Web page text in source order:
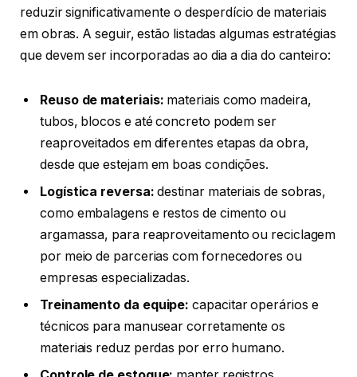
reduzir significativamente o desperdício de materiais
em obras. A seguir, estão listadas algumas estratégias
que devem ser incorporadas ao dia a dia do canteiro:
Reuso de materiais: materiais como madeira,
tubos, blocos e até concreto podem ser
reaproveitados em diferentes etapas da obra,
desde que estejam em boas condições.
Logística reversa: destinar materiais de sobras,
como embalagens e restos de cimento ou
argamassa, para reaproveitamento ou reciclagem
por meio de parcerias com fornecedores ou
empresas especializadas.
Treinamento da equipe: capacitar operários e
técnicos para manusear corretamente os
materiais reduz perdas por erro humano.